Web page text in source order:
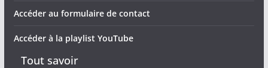
Accéder au formulaire de contact
Accéder à la playlist YouTube
Tout savoir